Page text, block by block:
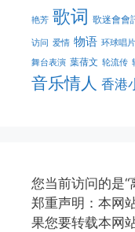
艳芳 歌词 歌迷會會
访问 爱情 物语 环球唱片
舞台表演 葉蒨文 轮流传
音乐情人 香港
您当前访问的是
郑重声明：本网
果您要转载本网